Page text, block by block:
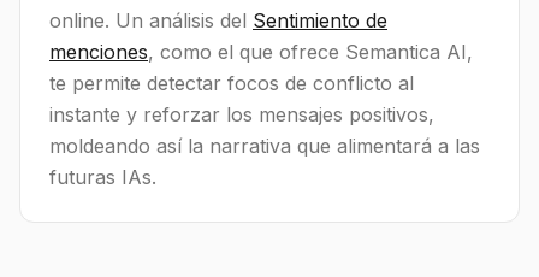
online. Un análisis del Sentimiento de
menciones, como el que ofrece Semantica AI,
te permite detectar focos de conflicto al
instante y reforzar los mensajes positivos,
moldeando así la narrativa que alimentará a las
futuras IAs.